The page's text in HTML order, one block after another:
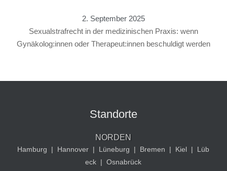
2. September 2025
Sexualstrafrecht in der medizinischen Praxis: wenn
Gynäkolog:innen oder Therapeut:innen beschuldigt werden
Standorte
NORDEN
Hamburg | Hannover | Lüneburg | Bremen | Kiel |
Lüb
eck | Osnabrück